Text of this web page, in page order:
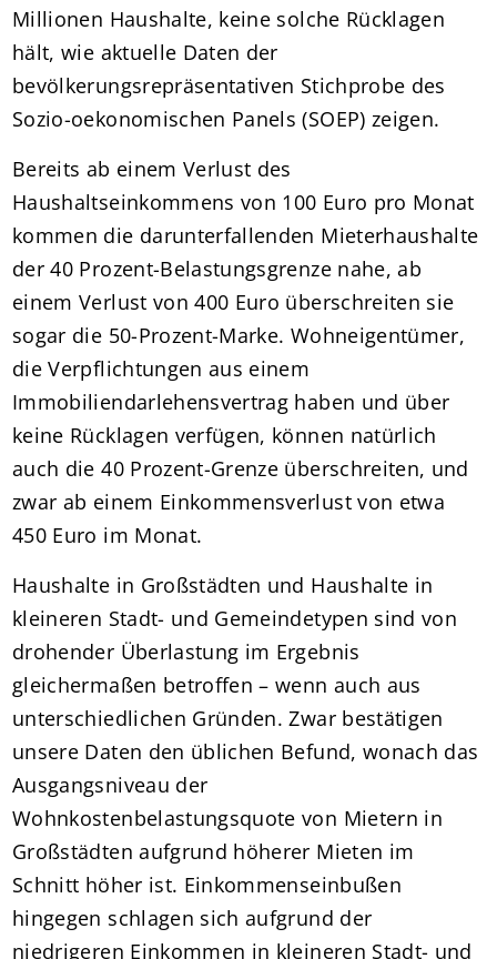
Millionen Haushalte, keine solche Rücklagen
hält, wie aktuelle Daten der
bevölkerungsrepräsentativen Stichprobe des
Sozio-oekonomischen Panels (SOEP) zeigen.
Bereits ab einem Verlust des
Haushaltseinkommens von 100 Euro pro Monat
kommen die darunterfallenden Mieterhaushalte
der 40 Prozent-Belastungsgrenze nahe, ab
einem Verlust von 400 Euro überschreiten sie
sogar die 50-Prozent-Marke. Wohneigentümer,
die Verpflichtungen aus einem
Immobiliendarlehensvertrag haben und über
keine Rücklagen verfügen, können natürlich
auch die 40 Prozent-Grenze überschreiten, und
zwar ab einem Einkommensverlust von etwa
450 Euro im Monat.
Haushalte in Großstädten und Haushalte in
kleineren Stadt- und Gemeindetypen sind von
drohender Überlastung im Ergebnis
gleichermaßen betroffen – wenn auch aus
unterschiedlichen Gründen. Zwar bestätigen
unsere Daten den üblichen Befund, wonach das
Ausgangsniveau der
Wohnkostenbelastungsquote von Mietern in
Großstädten aufgrund höherer Mieten im
Schnitt höher ist. Einkommenseinbußen
hingegen schlagen sich aufgrund der
niedrigeren Einkommen in kleineren Stadt- und